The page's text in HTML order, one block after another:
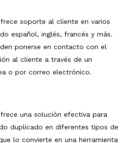
soporte al cliente en varios
español, inglés, francés y más.
ponerse en contacto con el
al cliente a través de un
o por correo electrónico.
una solución efectiva para
duplicado en diferentes tipos de
lo convierte en una herramienta